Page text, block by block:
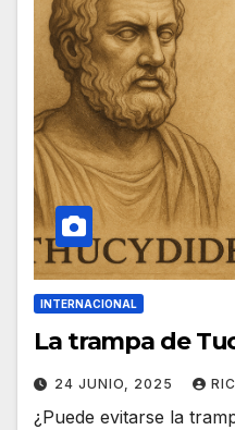
INTERNACIONAL
La trampa de
24 JUNIO, 2025
¿Puede evitarse la